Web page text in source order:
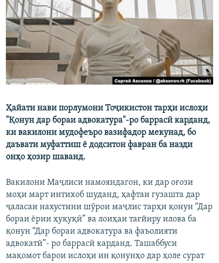
ГУЗОРИШҲОИ РАДИОӢ
Русский
ПАЙГИРӢ КУНЕД
Ҳамаи сомонаҳои RFE/RL
Ҳайати нави порлумони Тоҷикистон тарҳи ислоҳи
"Қонун дар бораи адвокатура"-ро баррасӣ карданд,
ки вакилони мудофеъро вазифадор мекунад, бо
даъвати муфаттиш ё додситон фавран ба назди
онҳо ҳозир шаванд.
Вакилони Маҷлиси намояндагон, ки дар оғози
моҳи март интихоб шуданд, ҳафтаи гузашта дар
ҷаласаи нахустини шӯрои маҷлис тарҳи қонун “Дар
бораи ёрии ҳуқуқӣ” ва лоиҳаи тағйиру илова ба
қонун “Дар бораи адвокатура ва фаъолияти
адвокатӣ”- ро баррасӣ карданд. Ташаббуси
мақомот барои ислоҳи ин қонунҳо дар ҳоле сурат